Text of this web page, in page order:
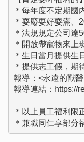
＊每年度不定期
＊耍廢耍好耍滿、
＊法規規定公司達
＊開放帶寵物來上
＊生日當月提供生
＊提供志工假，期
報導：<永遠的獸
報導連結：https://
＊以上員工福利限
＊兼職同仁享部分